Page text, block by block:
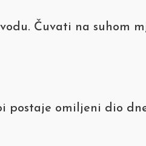
Čuvati na suhom
postaje omiljeni dio